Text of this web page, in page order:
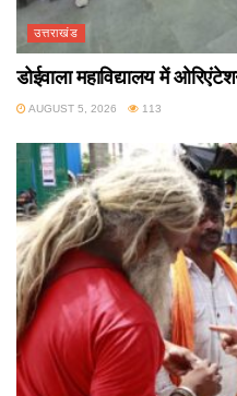
उत्तराखंड
डोईवाला महाविद्यालय में
AUGUST 5, 2026 113